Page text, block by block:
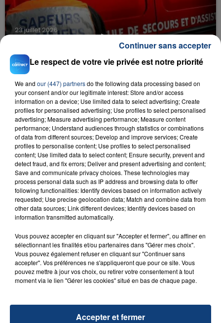
23 juillet 2026
INCENDIE MORTEL À LENS : UNE FEMME ET
SON BÉBÉ ENTRE LA VIE ET LA...
Un homme s'est immolé par le feu après avoir
aspergé sa compagne et leur bébé de trois mois
d'un liquide inflammable.
20 juillet 2026
UNE ADOLESCENTE DEVANT SE FAIRE
OPÉRER DE LA CHEVILLE RESSORT DE LA...
La famille a porté plainte contre la clinique qui a
reconnu sa responsabilité et présenté ses
excuses.
TITRES DIFFUSÉS
18h31
18h31 18h28
18h28
Le respect de votre vie privée est notre priorité
We and our (447) partnersdo the following data processing based on
your consent and/or our legitimate interest: Store and/or access
information on a device; Use limited data to select advertising; Create
profiles for personalised advertising; Use profiles to select personalised
advertising; Measure advertising performance; Measure content
performance; Understand audiences through statistics or combinations
of data from different sources; Develop and improve services; Create
profiles to personalise content; Use profiles to select personalised
content; Use limited data to select content; Ensure security, prevent and
detect fraud, and fix errors; Deliver and present advertising and content;
Save and communicate privacy choices. These technologies may
process personal data such as IP address and browsing data to offer
following functionalities: Identify devices based on information actively
requested; Use precise geolocation data; Match and combine data from
other data sources; Link different devices; Identify devices based on
information transmitted automatically.
Vous pouvez accepter en cliquant sur "Accepter et fermer", ou affiner en
sélectionnant les finalités et/ou partenaires dans "Gérer mes choix".
Vous pouvez également refuser en cliquant sur "Continuer sans
accepter". Vos préférences ne s'appliqueront que pour ce site. Vous
pouvez mettre à jour vos choix, ou retirer votre consentement à tout
moment via le lien "Gérer les cookies" situé en bas de chaque page.
Accepter et fermer
Continuer sans accepter